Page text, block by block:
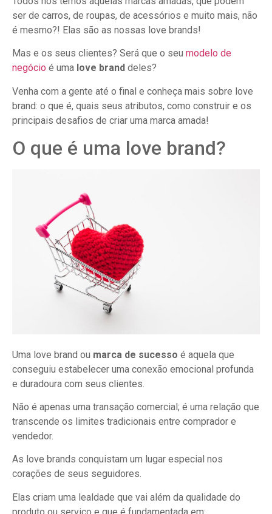
ser de carros, de roupas, de acessórios e muito mais, não
é mesmo?! Elas são as nossas love brands!
Mas e os seus clientes? Será que o seu modelo de
negócio é uma love brand deles?
Venha com a gente até o final e conheça mais sobre love
brand: o que é, quais seus atributos, como construir e os
principais desafios de criar uma marca amada!
O que é uma love brand?
Uma love brand ou marca de sucesso é aquela que
conseguiu estabelecer uma conexão emocional profunda
e duradoura com seus clientes.
Não é apenas uma transação comercial; é uma relação que
transcende os limites tradicionais entre comprador e
vendedor.
As love brands conquistam um lugar especial nos
corações de seus seguidores.
Elas criam uma lealdade que vai além da qualidade do